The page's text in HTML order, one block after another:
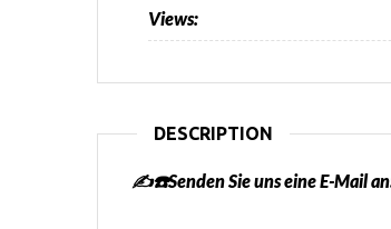
Views:
DESCRIPTION
✍️☎️Senden Sie uns eine E-Mail